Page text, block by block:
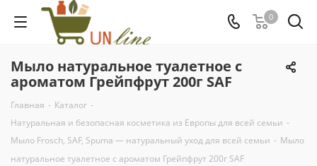
0
Мыло натуральное туалетное с
ароматом Грейпфрут 200г SAF
Главная - Каталог -
Натуральная и безопасная косметика из Европы для всей семьи -
Мыло Frosch, SAF, Spuma — натуральный уход для всей семьи - Мыло
натуральное туалетное с ароматом Грейпфрут 200г SAF